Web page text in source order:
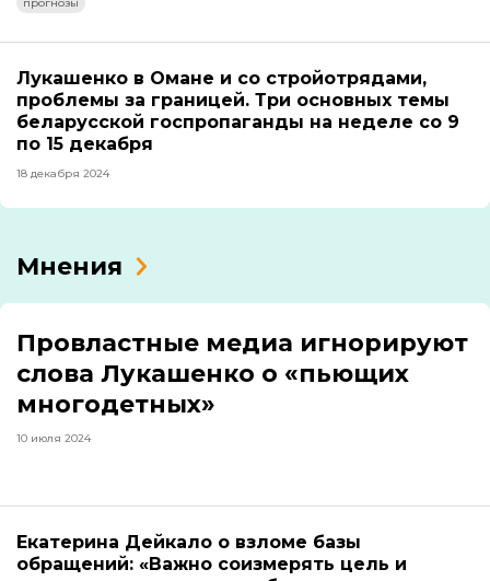
прогнозы
Лукашенко в Омане и со стройотрядами,
проблемы за границей. Три основных темы
беларусской госпропаганды на неделе со 9
по 15 декабря
18 декабря 2024
Мнения
Провластные медиа игнорируют
слова Лукашенко о «пьющих
многодетных»
10 июля 2024
Екатерина Дейкало о взломе базы
обращений: «Важно соизмерять цель и